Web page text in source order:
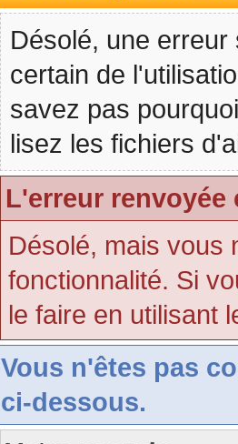
Désolé, une
certain de
savez pas
lisez les fichiers
L'erreur renvoyée
Désolé, mais vous
fonctionnalité. Si
le faire en utilisant
Vous n'êtes pas
ci-dessous.